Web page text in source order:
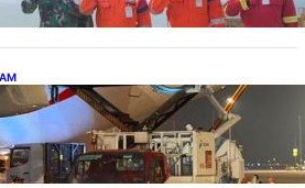
A380, Bukti Kesiapan Pertamina
Berbadan Besar